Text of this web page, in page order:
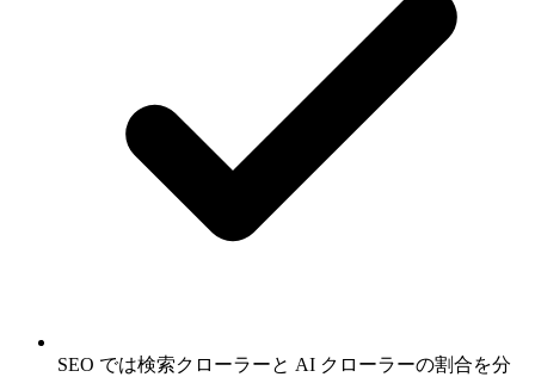
SEO では検索クローラーと AI クローラーの割合を分